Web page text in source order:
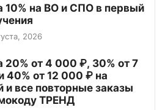
10% на ВО и СПО в первый
2026
20% от 4 000 ₽, 30% от 7
40% от 12 000 ₽ на
и все повторные заказы
ТРЕНД